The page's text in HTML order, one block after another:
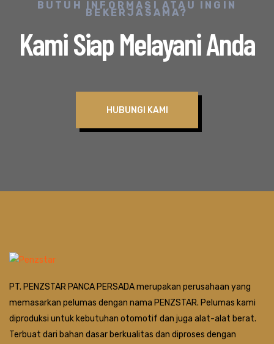
BUTUH INFORMASI ATAU INGIN
BEKERJASAMA?
Kami Siap Melayani Anda
HUBUNGI KAMI
PT. PENZSTAR PANCA PERSADA merupakan perusahaan yang
memasarkan pelumas dengan nama PENZSTAR. Pelumas kami
diproduksi untuk kebutuhan otomotif dan juga alat-alat berat.
Terbuat dari bahan dasar berkualitas dan diproses dengan